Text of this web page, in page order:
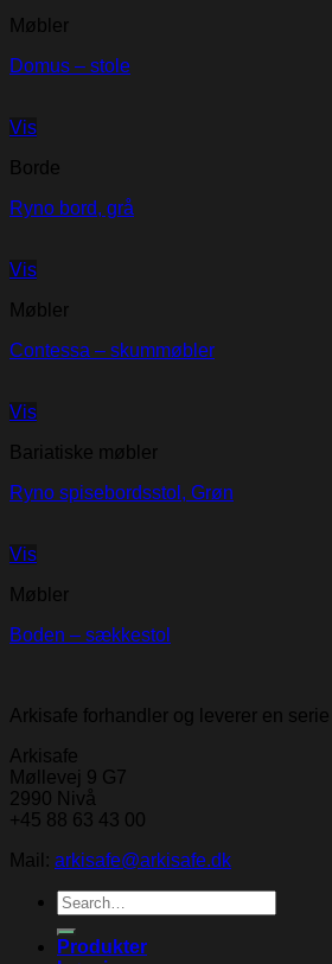
Møbler
Domus – stole
Vis
Borde
Ryno bord, grå
Vis
Møbler
Contessa – skummøbler
Vis
Bariatiske møbler
Ryno spisebordsstol, Grøn
Vis
Møbler
Boden – sækkestol
Arkisafe forhandler og leverer en
Arkisafe
Møllevej 9 G7
2990 Nivå
+45 88 63 43 00
Mail: arkisafe@arkisafe.dk
Search
for:
Produkter